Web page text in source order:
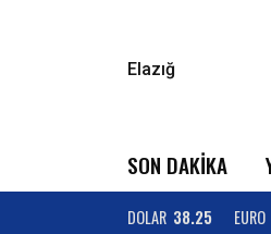
Elazığ
SON DAKİKA
DOLAR 38.25 EURO